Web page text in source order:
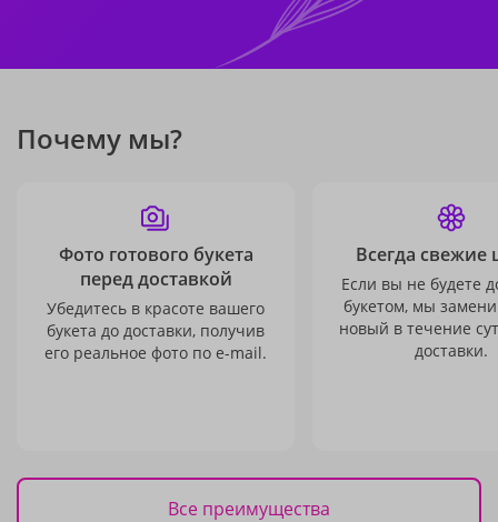
Почему мы?
Фото готового букета
перед доставкой
Убедитесь в красоте вашего
букета до доставки, получив
его реальное фото по e-mail.
Всегда свежие
Если вы не будете
букетом, мы
новый в течение
доставки.
Все преимущества